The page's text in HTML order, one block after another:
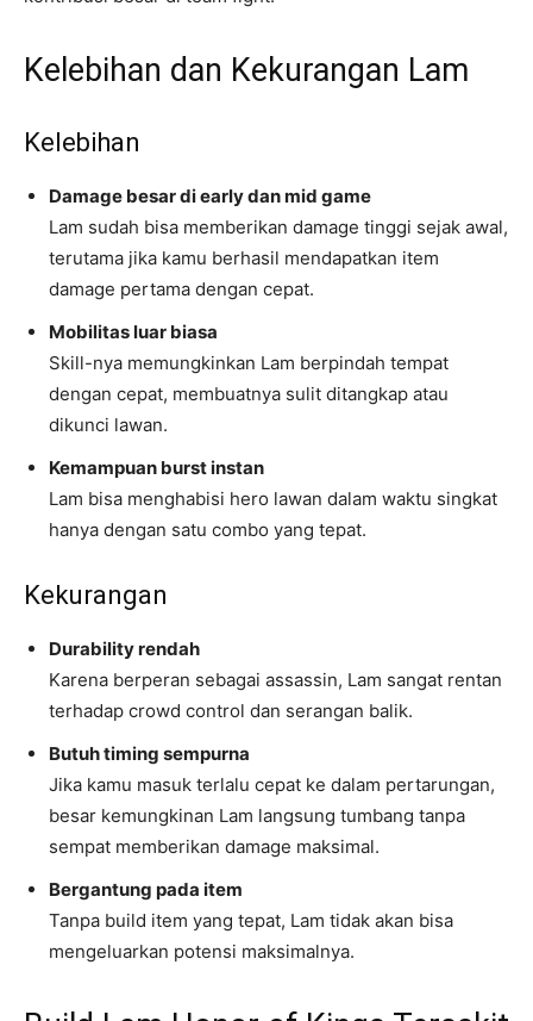
Kelebihan dan Kekurangan Lam
Kelebihan
Damage besar di early dan mid game
Lam sudah bisa memberikan damage tinggi sejak awal,
terutama jika kamu berhasil mendapatkan item
damage pertama dengan cepat.
Mobilitas luar biasa
Skill-nya memungkinkan Lam berpindah tempat
dengan cepat, membuatnya sulit ditangkap atau
dikunci lawan.
Kemampuan burst instan
Lam bisa menghabisi hero lawan dalam waktu singkat
hanya dengan satu combo yang tepat.
Kekurangan
Durability rendah
Karena berperan sebagai assassin, Lam sangat rentan
terhadap crowd control dan serangan balik.
Butuh timing sempurna
Jika kamu masuk terlalu cepat ke dalam pertarungan,
besar kemungkinan Lam langsung tumbang tanpa
sempat memberikan damage maksimal.
Bergantung pada item
Tanpa build item yang tepat, Lam tidak akan bisa
mengeluarkan potensi maksimalnya.